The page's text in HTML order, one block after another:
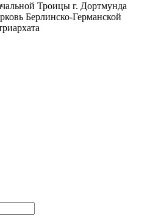
Троицы г. Дортмунда
Берлинско-Германской